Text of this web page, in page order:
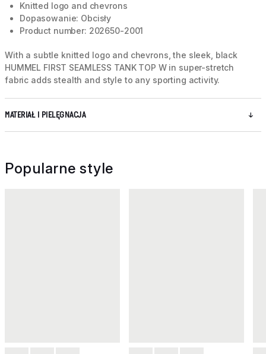
Knitted logo and chevrons
Dopasowanie: Obcisły
Product number: 202650-2001
With a subtle knitted logo and chevrons, the sleek, black
HUMMEL FIRST SEAMLESS TANK TOP W in super-stretch
fabric adds stealth and style to any sporting activity.
MATERIAŁ I PIELĘGNACJA
Popularne style